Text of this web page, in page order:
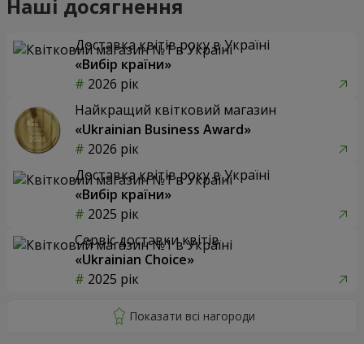
Наші досягнення
Доставка квітів року в Україні
«Вибір країни»
2026 рік
Найкращий квітковий магазин
«Ukrainian Business Award»
2026 рік
Доставка квітів року в Україні
«Вибір країни»
2025 рік
Сервіс доставки квітів
«Ukrainian Choice»
2025 рік